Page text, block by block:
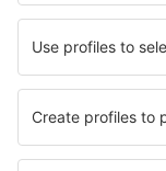
Attracties
Brussels Airlines
Ryanair
Wizz Air